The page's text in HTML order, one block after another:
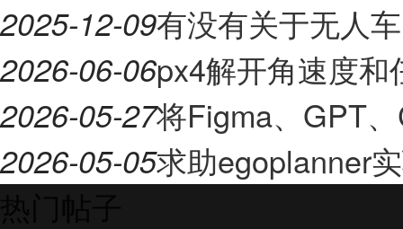
2025-12-09有没有关于无人
2026-06-06px4解开角速度
2026-05-27将Figma、GPT
2026-05-05求助egoplanner